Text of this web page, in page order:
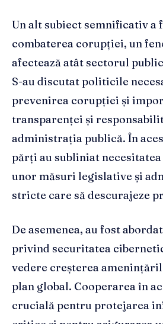
Un alt subiect semnificativ a
combaterea corupției, un
afectează atât sectorul
S-au discutat politicile
prevenirea corupției și
transparenței și
administrația publică. În
părți au subliniat
unor măsuri legislative și
stricte care să descurajeze
De asemenea, au fost
privind securitatea
vedere creșterea
plan global. Cooperarea în
crucială pentru protejarea